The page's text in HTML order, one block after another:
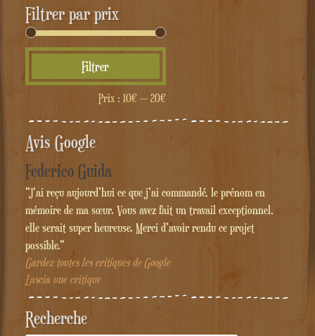
Filtrer par prix
min
max
Filtrer
Prix : 10€— 20€
Avis Google
Federico Guida
"J'ai reçu aujourd'hui ce que j'ai commandé, le prénom en
mémoire de ma sœur. Vous avez fait un travail exceptionnel,
elle serait super heureuse. Merci d'avoir rendu ce projet
possible."
Gardez toutes les critiques de Google
Lascia une critique
Recherche